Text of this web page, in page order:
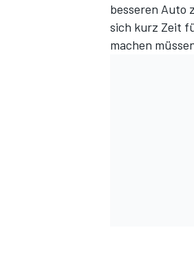
besseren Auto
sich kurz Zeit
machen